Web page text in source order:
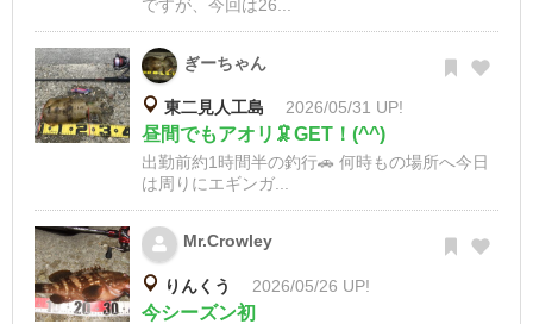
ですが、今回は26...
ぎーちゃん
東二見人工島 2026/05/31 UP!
昼間でもアオリ🦑GET！(^^)
出勤前約1時間半の釣行🚗 何時もの場所へ今日
は周りにエギンガ...
Mr.Crowley
りんくう 2026/05/26 UP!
今シーズン初